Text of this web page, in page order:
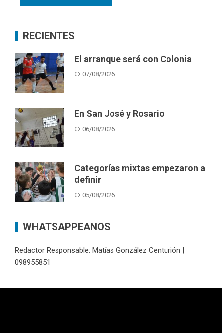
RECIENTES
El arranque será con Colonia
07/08/2026
En San José y Rosario
06/08/2026
Categorías mixtas empezaron a
definir
05/08/2026
WHATSAPPEANOS
Redactor Responsable: Matías González Centurión |
098955851